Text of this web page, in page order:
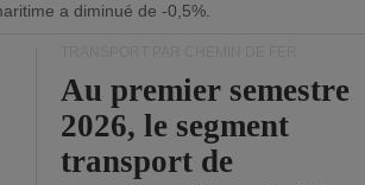
a diminué de -0,5%.
Au premier semestre
2026, le segment
transport de